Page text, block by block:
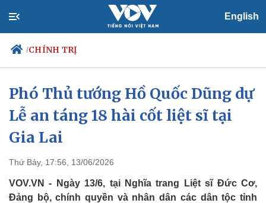
English
/CHÍNH TRỊ
Chính trị
Tổ chức nhân sự
Nhận diện sự thật
Xã hội
Việc làm
Biển đảo
Phó Thủ tướng Hồ Quốc Dũng dự
Lễ an táng 18 hài cốt liệt sĩ tại
Gia Lai
Thứ Bảy, 17:56, 13/06/2026
VOV.VN - Ngày 13/6, tại Nghĩa trang Liệt sĩ Đức Cơ,
Đảng bộ, chính quyền và nhân dân các dân tộc tỉnh